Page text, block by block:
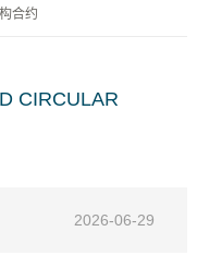
合约
CIRCULAR
2026-06-29